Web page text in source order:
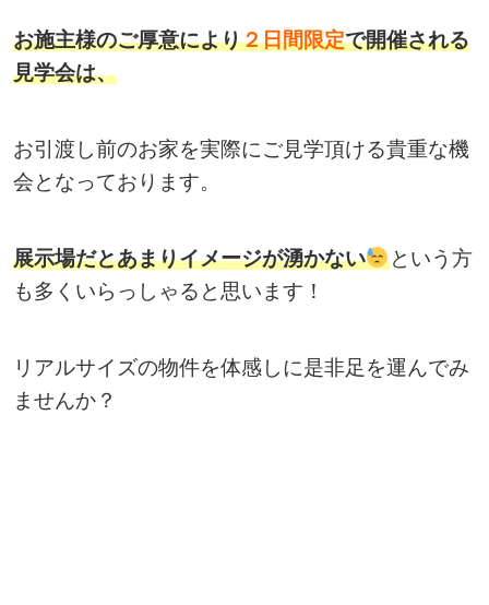
お施主様のご厚意により２日間限定で開催される
見学会は、
お引渡し前のお家を実際にご見学頂ける貴重な機
会となっております。
展示場だとあまりイメージが湧かない
という方
も多くいらっしゃると思います！
リアルサイズの物件を体感しに是非足を運んでみ
ませんか？